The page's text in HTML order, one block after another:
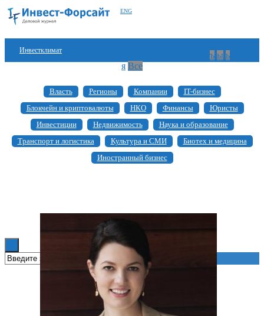
ENG
Инвестклимат
Инвестиции
Блокчейн
Стартапы
а б в г д е ж ъ ы ь
я Все
Власть Регионы Компании
IT-бизнес
Блокчейн и криптовалюты
НКО Финансы
Юристы
Инвестиции
Недвижимость
Наука и образование
Транспорт и логистика
Культура и СМИ
Биотех и медицина
Иностранный бизнес